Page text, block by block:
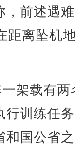
，前述遇
距离坠机
架载有两
行训练任
和国公省